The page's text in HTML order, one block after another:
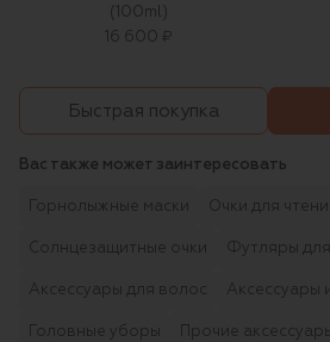
(100ml)
16 600 ₽
Быстрая покупка
Вас также может заинтересовать
Горнолыжные маски Очки для
Солнцезащитные очки Футляры
Аксессуары для волос Аксессуары
Головные уборы Прочие